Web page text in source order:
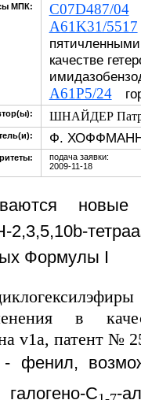
МПК: C07D487/04
A61K31/5517
качестве
A61P5/24
ШНАЙДЕР
Ф.
подача заявки:
2009-11-18
новые
2,3,5,10b-
Формулы I
фенил,
C
-